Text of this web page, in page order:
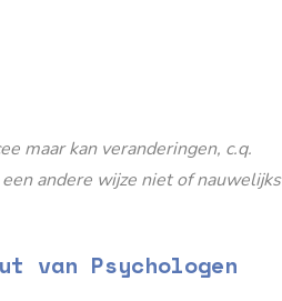
maar kan veranderingen, c.q.
andere wijze niet of nauwelijks
van Psychologen